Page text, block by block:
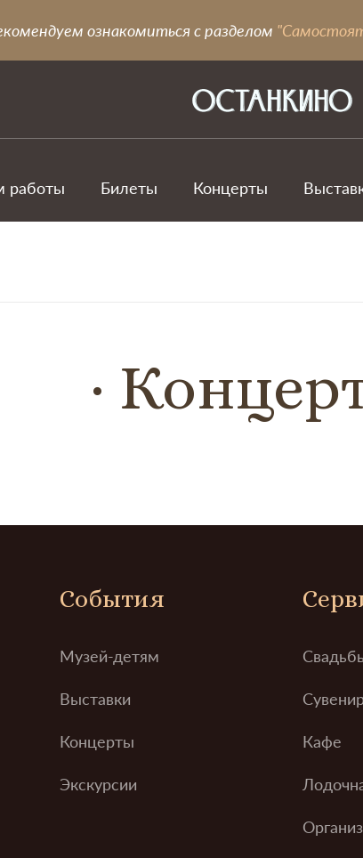
ознакомиться с разделом
работы Билеты Концерты
События
Музей-детям
Выставки
Концерты
Экскурсии
Кафе